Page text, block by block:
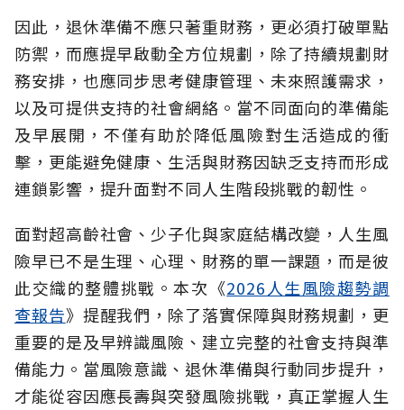
因此，退休準備不應只著重財務，更必須打破單點
防禦，而應提早啟動全方位規劃，除了持續規劃財
務安排，也應同步思考健康管理、未來照護需求，
以及可提供支持的社會網絡。當不同面向的準備能
及早展開，不僅有助於降低風險對生活造成的衝
擊，更能避免健康、生活與財務因缺乏支持而形成
連鎖影響，提升面對不同人生階段挑戰的韌性。
面對超高齡社會、少子化與家庭結構改變，人生風
險早已不是生理、心理、財務的單一課題，而是彼
此交織的整體挑戰。本次《2026人生風險趨勢調
查報告》提醒我們，除了落實保障與財務規劃，更
重要的是及早辨識風險、建立完整的社會支持與準
備能力。當風險意識、退休準備與行動同步提升，
才能從容因應長壽與突發風險挑戰，真正掌握人生